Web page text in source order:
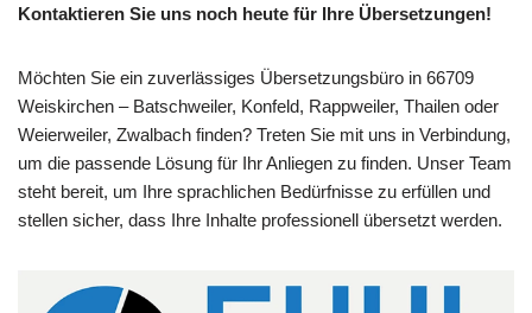
Kontaktieren Sie uns noch heute für Ihre Übersetzungen!
Möchten Sie ein zuverlässiges Übersetzungsbüro in 66709
Weiskirchen – Batschweiler, Konfeld, Rappweiler, Thailen oder
Weierweiler, Zwalbach finden? Treten Sie mit uns in Verbindung,
um die passende Lösung für Ihr Anliegen zu finden. Unser Team
steht bereit, um Ihre sprachlichen Bedürfnisse zu erfüllen und
stellen sicher, dass Ihre Inhalte professionell übersetzt werden.